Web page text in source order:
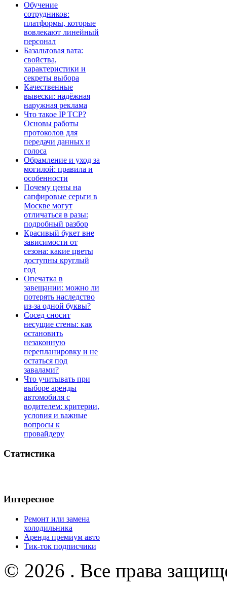
Обучение
сотрудников:
платформы, которые
вовлекают линейный
персонал
Базальтовая вата:
свойства,
характеристики и
секреты выбора
Качественные
вывески: надёжная
наружная реклама
Что такое IP TCP?
Основы работы
протоколов для
передачи данных и
голоса
Обрамление и уход за
могилой: правила и
особенности
Почему цены на
сапфировые серьги в
Москве могут
отличаться в разы:
подробный разбор
Красивый букет вне
зависимости от
сезона: какие цветы
доступны круглый
год
Опечатка в
завещании: можно ли
потерять наследство
из-за одной буквы?
Сосед сносит
несущие стены: как
остановить
незаконную
перепланировку и не
остаться под
завалами?
Что учитывать при
выборе аренды
автомобиля с
водителем: критерии,
условия и важные
вопросы к
провайдеру
Статистика
Интересное
Ремонт или замена
холодильника
Аренда премиум авто
Тик-ток подписчики
© 2026 . Все права